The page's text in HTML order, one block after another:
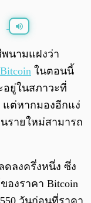
0:00
นามแฝงว่า
Bitcoin ในตอนนี้
อยู่ในสภาวะที่
ต่หากมองอีกแง่
รายใหม่สามารถ
ดลงครึ่งหนึ่ง ซึ่ง
องราคา Bitcoin